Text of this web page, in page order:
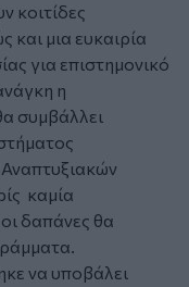
κοιτίδες
και μια ευκαιρία
για επιστημονικό
η
συμβάλλει
καμία
δαπάνες θα
να υποβάλει